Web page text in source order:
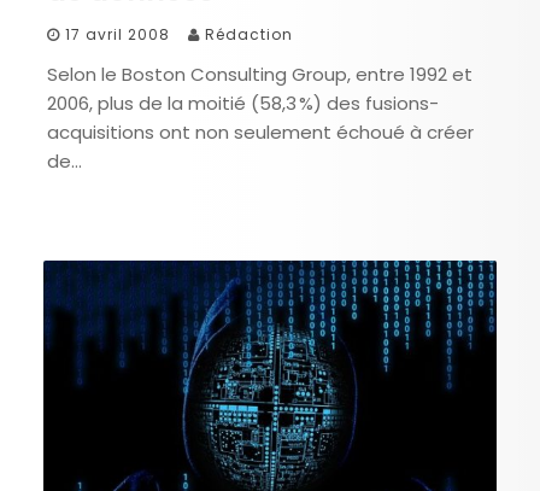
17 avril 2008 Rédaction
Selon le Boston Consulting Group, entre 1992 et
2006, plus de la moitié (58,3 %) des fusions-
acquisitions ont non seulement échoué à créer
de…